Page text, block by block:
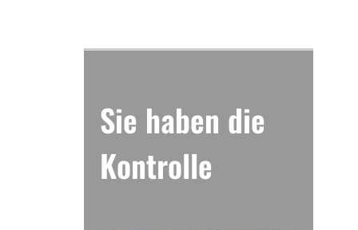
Sie haben die
Kontrolle